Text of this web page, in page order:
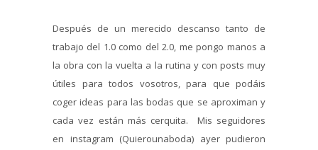
Después de un merecido descanso tanto de
trabajo del 1.0 como del 2.0, me pongo manos a
la obra con la vuelta a la rutina y con posts muy
útiles para todos vosotros, para que podáis
coger ideas para las bodas que se aproximan y
cada vez están más cerquita. Mis seguidores
en instagram (Quierounaboda) ayer pudieron